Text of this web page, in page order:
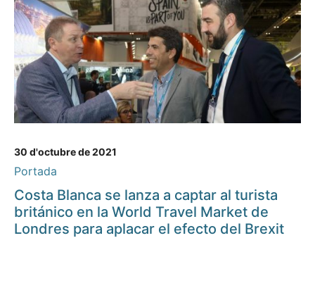
30 d'octubre de 2021
Portada
Costa Blanca se lanza a captar al turista
británico en la World Travel Market de
Londres para aplacar el efecto del Brexit